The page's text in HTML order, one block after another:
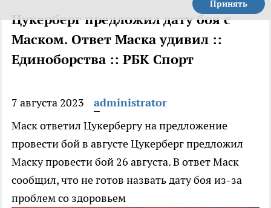
Принять
Цукерберг предложил дату боя с
Маском. Ответ Маска удивил ::
Единоборства :: РБК Спорт
7 августа 2023
administrator
Маск ответил Цукербергу на предложение
провести бой в августеЦукерберг предложил
Маску провести бой 26 августа. В ответ Маск
сообщил, что не готов назвать дату боя из-за
проблем со здоровьем